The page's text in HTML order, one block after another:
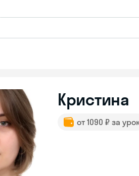
Кристина
от 1090 ₽ за